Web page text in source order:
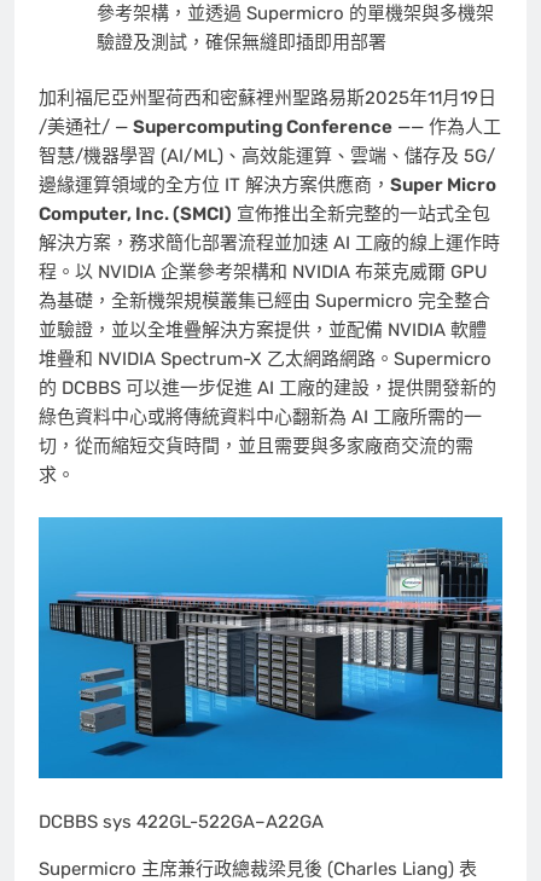
參考架構，並透過 Supermicro 的單機架與多機架
驗證及測試，確保無縫即插即用部署
加利福尼亞州聖荷西和密蘇裡州聖路易斯2025年11月19日
/美通社/ — Supercomputing Conference —— 作為人工
智慧/機器學習 (AI/ML)、高效能運算、雲端、儲存及 5G/
邊緣運算領域的全方位 IT 解決方案供應商， Super Micro
Computer, Inc. (SMCI) 宣佈推出全新完整的一站式全包
解決方案，務求簡化部署流程並加速 AI 工廠的線上運作時
程。以 NVIDIA 企業參考架構和 NVIDIA 布萊克威爾 GPU
為基礎，全新機架規模叢集已經由 Supermicro 完全整合
並驗證，並以全堆疊解決方案提供，並配備 NVIDIA 軟體
堆疊和 NVIDIA Spectrum-X 乙太網路網路。Supermicro
的 DCBBS 可以進一步促進 AI 工廠的建設，提供開發新的
綠色資料中心或將傳統資料中心翻新為 AI 工廠所需的一
切，從而縮短交貨時間，並且需要與多家廠商交流的需
求。
DCBBS sys 422GL-522GA–A22GA
Supermicro 主席兼行政總裁梁見後 (Charles Liang) 表